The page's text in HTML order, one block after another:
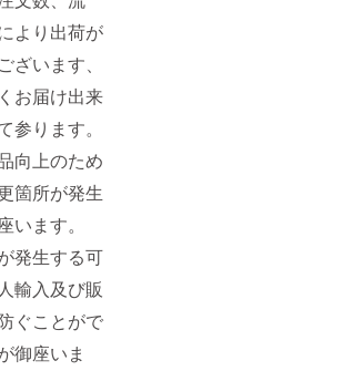
より出荷が
ざいます、
お届け出来
参ります。
向上のため
箇所が発生
います。
発生する可
輸入及び販
ぐことがで
御座いま